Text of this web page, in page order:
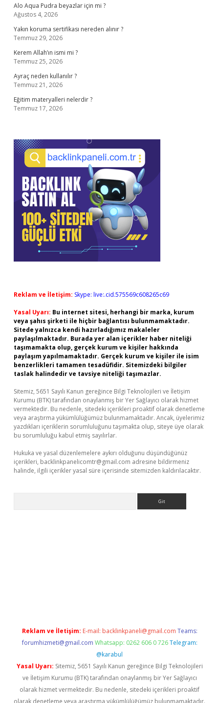
Alo Aqua Pudra beyazlar için mi ?
Ağustos 4, 2026
Yakın koruma sertifikası nereden alınır ?
Temmuz 29, 2026
Kerem Allah’ın ismi mi ?
Temmuz 25, 2026
Ayraç neden kullanılır ?
Temmuz 21, 2026
Eğitim materyalleri nelerdir ?
Temmuz 17, 2026
Reklam ve İletişim: Skype: live:.cid.575569c608265c69
Yasal Uyarı: Bu internet sitesi, herhangi bir marka, kurum
veya şahıs şirketi ile hiçbir bağlantısı bulunmamaktadır.
Sitede yalnızca kendi hazırladığımız makaleler
paylaşılmaktadır. Burada yer alan içerikler haber niteliği
taşımamakta olup, gerçek kurum ve kişiler hakkında
paylaşım yapılmamaktadır. Gerçek kurum ve kişiler ile isim
benzerlikleri tamamen tesadüfidir. Sitemizdeki bilgiler
taslak halindedir ve tavsiye niteliği taşımazlar.
Sitemiz, 5651 Sayılı Kanun gereğince Bilgi Teknolojileri ve İletişim
Kurumu (BTK) tarafından onaylanmış bir Yer Sağlayıcı olarak hizmet
vermektedir. Bu nedenle, sitedeki içerikleri proaktif olarak denetleme
veya araştırma yükümlülüğümüz bulunmamaktadır. Ancak, üyelerimiz
yazdıkları içeriklerin sorumluluğunu taşımakta olup, siteye üye olarak
bu sorumluluğu kabul etmiş sayılırlar.
Hukuka ve yasal düzenlemelere aykırı olduğunu düşündüğünüz
içerikleri, backlinkpanelicomtr@gmail.com adresine bildirmeniz
halinde, ilgili içerikler yasal süre içerisinde sitemizden kaldırılacaktır.
Reklam ve İletişim: E-mail: backlinkpaneli@gmail.com Teams:
forumhizmeti@gmail.com Whatsapp: 0262 606 0 726 Telegram:
@karabul
Yasal Uyarı: Sitemiz, 5651 Sayılı Kanun gereğince Bilgi Teknolojileri
ve İletişim Kurumu (BTK) tarafından onaylanmış bir Yer Sağlayıcı
olarak hizmet vermektedir. Bu nedenle, sitedeki içerikleri proaktif
olarak denetleme veya araştırma yükümlülüğümüz bulunmamaktadır.